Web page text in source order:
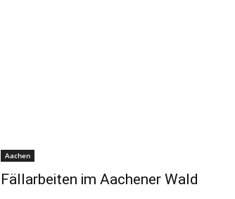
Aachen
Fällarbeiten im Aachener Wald